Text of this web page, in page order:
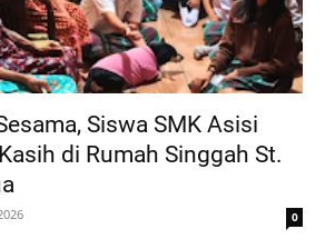
Siswa SMK Asisi
di Rumah Singgah St.
0